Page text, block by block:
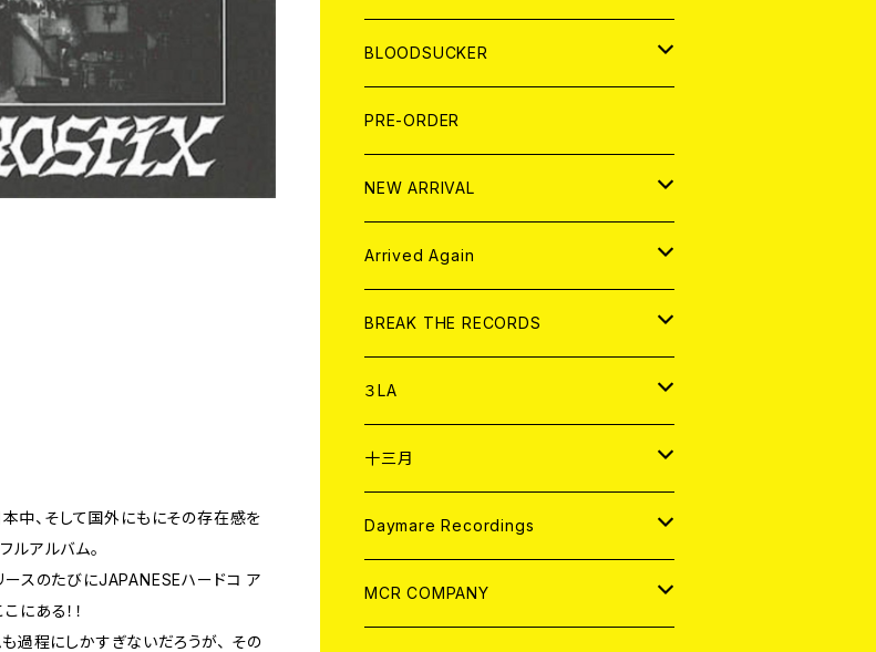
中、そして国外にもにその存在感を
ルアルバム。
ースのたびにJAPANESEハードコ ア
にある！！
過程にしかすぎないだろうが、 その
LP
7EP
LP
T-shirt
HOOD
WORLD
T-shirt
HOOD
MAGAZINE
BOLLOCKS
EL ZINE
写真集 (PHOTOBOOK)
BLOODSUCKER
CD
アナログ
アパレル
書籍
DIGITAL CONTENTS
PRE-ORDER
NEW ARRIVAL
CD
アナログ
Arrived Again
CD
アナログ
BREAK THE RECORDS
CD
ANALOG
アパレル
３LA
CD
ANALOG
十三月
CD
ANALOG
Daymare Recordings
CD
MCR COMPANY